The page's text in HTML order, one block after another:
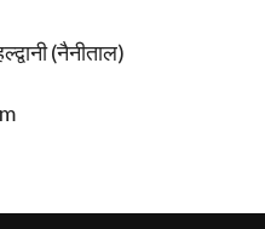
(नैनीताल)